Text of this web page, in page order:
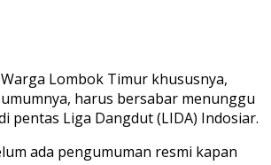
Lombok Timur khususnya,
harus bersabar menunggu
pentas Liga Dangdut (LIDA) Indosiar.
ada pengumuman resmi kapan